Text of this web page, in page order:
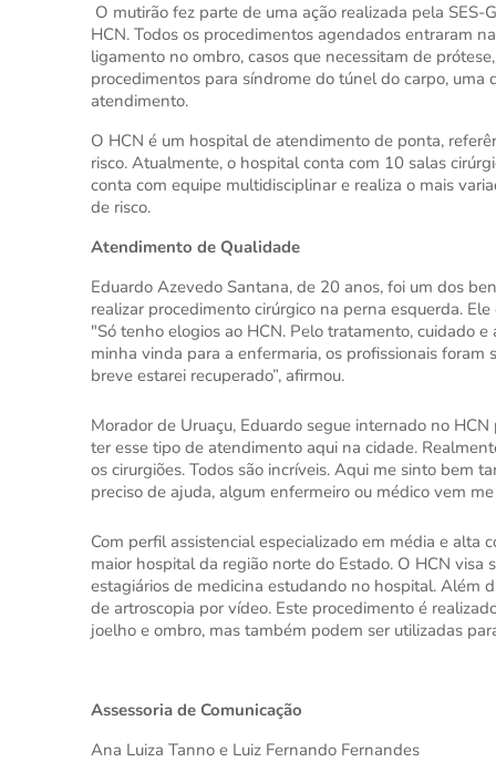
O mutirão fez parte de uma ação realizada pela SES-
HCN. Todos os procedimentos agendados entraram
ligamento no ombro, casos que necessitam de
procedimentos para síndrome do túnel do carpo,
atendimento.
O HCN é um hospital de atendimento de ponta,
risco. Atualmente, o hospital conta com 10 salas
conta com equipe multidisciplinar e realiza o mais
de risco.
Atendimento de Qualidade
Eduardo Azevedo Santana, de 20 anos, foi um dos
realizar procedimento cirúrgico na perna esquerda.
"Só tenho elogios ao HCN. Pelo tratamento, cuidado
minha vinda para a enfermaria, os profissionais
breve estarei recuperado”, afirmou.
Morador de Uruaçu, Eduardo segue internado no
ter esse tipo de atendimento aqui na cidade.
os cirurgiões. Todos são incríveis. Aqui me sinto bem
preciso de ajuda, algum enfermeiro ou médico vem
Com perfil assistencial especializado em média e
maior hospital da região norte do Estado. O HCN
estagiários de medicina estudando no hospital. Além
de artroscopia por vídeo. Este procedimento é
joelho e ombro, mas também podem ser utilizadas
Assessoria de Comunicação
Ana Luiza Tanno e Luiz Fernando Fernandes